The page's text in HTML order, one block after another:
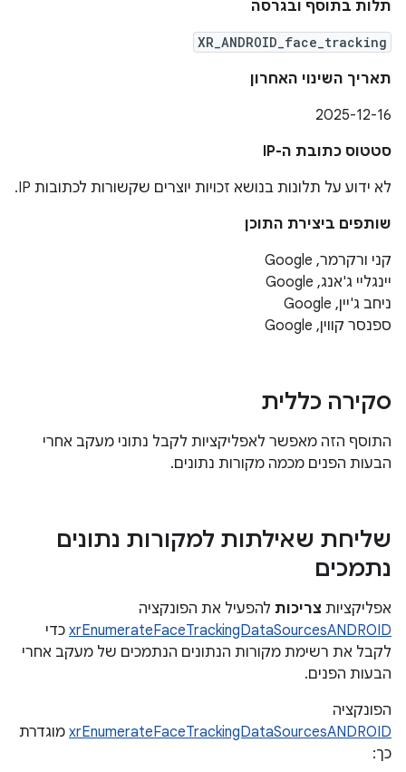
תלות בתוסף ובגרסה
XR_ANDROID_face_tracking
תאריך השינוי האחרון
2025-12-16
סטטוס כתובת ה-IP
לא ידוע על תלונות בנושא זכויות יוצרים שקשורות לכתובות IP.
שותפים ביצירת התוכן
קני ורקרמר, Google
יינגליי ג'אנג, Google
ניחב ג'יין, Google
ספנסר קווין, Google
סקירה כללית
התוסף הזה מאפשר לאפליקציות לקבל נתוני מעקב אחרי
הבעות הפנים מכמה מקורות נתונים.
שליחת שאילתות למקורות נתונים
נתמכים
אפליקציות צריכות להפעיל את הפונקציה
xrEnumerateFaceTrackingDataSourcesANDROID כדי
לקבל את רשימת מקורות הנתונים הנתמכים של מעקב אחרי
הבעות הפנים.
הפונקציה
xrEnumerateFaceTrackingDataSourcesANDROID מוגדרת
כך: